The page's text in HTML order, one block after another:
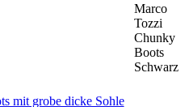
Marco
Tozzi
Chunky
Boots
Schwarz